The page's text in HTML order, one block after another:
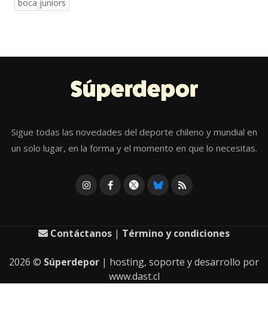
boca juniors
Sigue todas las novedades del deporte chileno y mundial en
un solo lugar, en la forma y el momento en que lo necesitas.
Contáctanos | Término y condiciones
2026 © Súperdepor | hosting, soporte y desarrollo por
www.dast.cl